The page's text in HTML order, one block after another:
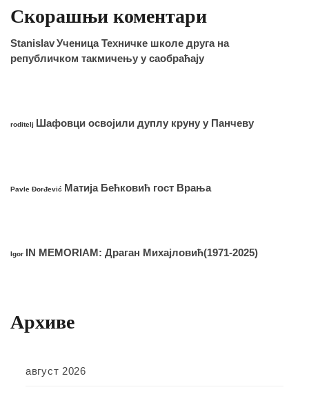
Скорашњи коментари
StanislavУченица Техничке школе друга на
републичком такмичењу у саобраћају
roditelj Шафовци освојили дуплу круну у Панчеву
Pavle Đorđević Матија Бећковић гост Врања
Igor IN MEMORIAM: Драган Михајловић(1971-2025)
Архиве
август 2026